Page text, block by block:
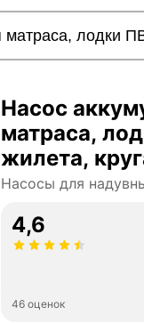
Насос
матраса,
жилета,
Насосы для
4,6
46 оценок